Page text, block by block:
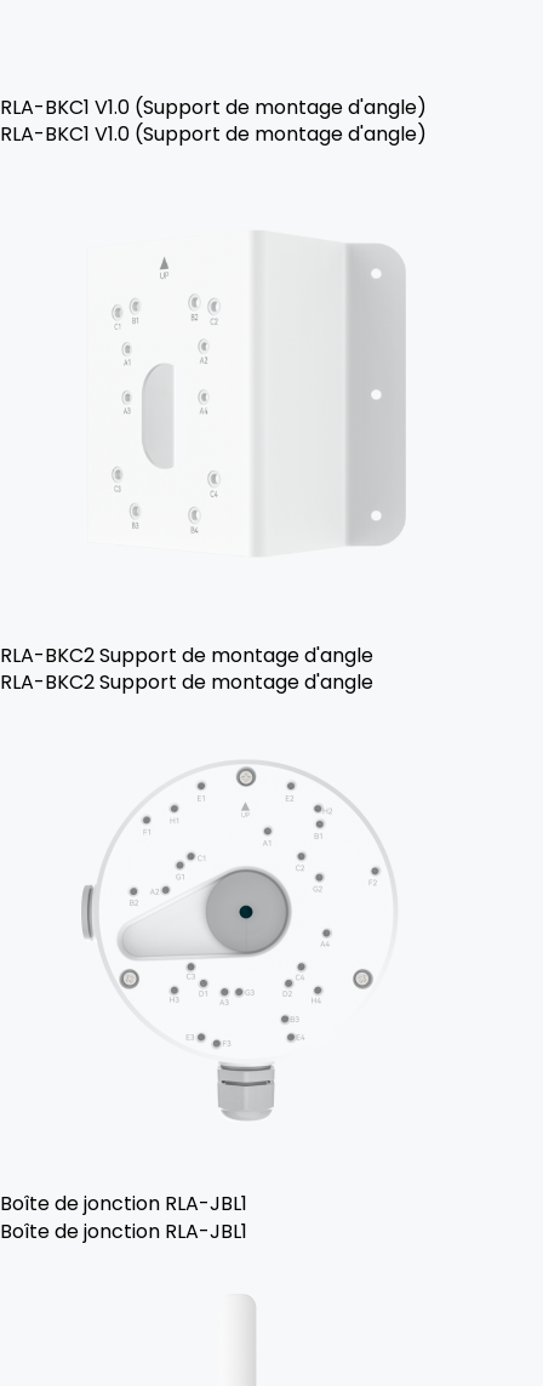
RLA-BKC1 V1.0 (Support de montage d'angle)
RLA-BKC1 V1.0 (Support de montage d'angle)
RLA-BKC2 Support de montage d'angle
RLA-BKC2 Support de montage d'angle
Boîte de jonction RLA-JBL1
Boîte de jonction RLA-JBL1